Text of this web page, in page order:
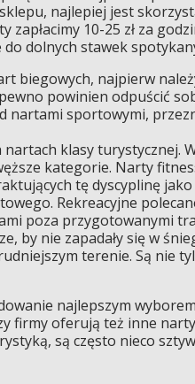
najlepiej jest
10-25 zł za
dolnych stawek
biegowych, najpierw
powinien odpuścić
nartami sportowymi,
nartach klasy turystycznej.
kategorie. Narty
tę dyscyplinę
Rekreacyjne
poza przygotowanymi
by nie zapadały się w
terenie. Są nie
najlepszym
firmy oferują też inne
są często nieco